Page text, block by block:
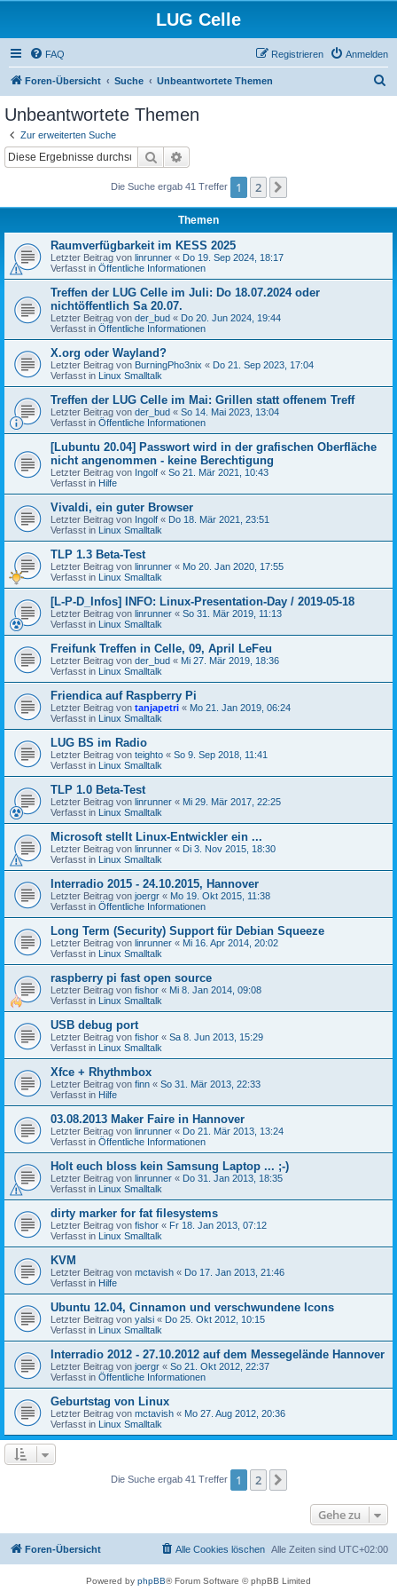
LUG Celle
FAQ Anmelden
Registrieren
Foren-Übersicht Suche Unbeantwortete Themen
Unbeantwortete Themen
Zur erweiterten Suche
Suche
Die Suche ergab 41 Treffer 1 2
Themen
Raumverfügbarkeit im KESS 2025
Letzter Beitrag von linrunner « Do 19. Sep 2024, 18:17
Verfasst in Öffentliche Informationen
Treffen der LUG Celle im Juli: Do 18.07.2024 oder
nichtöffentlich Sa 20.07.
Letzter Beitrag von der_bud « Do 20. Jun 2024, 19:44
Verfasst in Öffentliche Informationen
X.org oder Wayland?
Letzter Beitrag von BurningPho3nix « Do 21. Sep 2023, 17:04
Verfasst in Linux Smalltalk
Treffen der LUG Celle im Mai: Grillen statt offenem Treff
Letzter Beitrag von der_bud « So 14. Mai 2023, 13:04
Verfasst in Öffentliche Informationen
[Lubuntu 20.04] Passwort wird in der grafischen Oberfläche
nicht angenommen - keine Berechtigung
Letzter Beitrag von Ingolf « So 21. Mär 2021, 10:43
Verfasst in Hilfe
Vivaldi, ein guter Browser
Letzter Beitrag von Ingolf « Do 18. Mär 2021, 23:51
Verfasst in Linux Smalltalk
TLP 1.3 Beta-Test
Letzter Beitrag von linrunner « Mo 20. Jan 2020, 17:55
Verfasst in Linux Smalltalk
[L-P-D_Infos] INFO: Linux-Presentation-Day / 2019-05-18
Letzter Beitrag von linrunner « So 31. Mär 2019, 11:13
Verfasst in Linux Smalltalk
Freifunk Treffen in Celle, 09, April LeFeu
Letzter Beitrag von der_bud « Mi 27. Mär 2019, 18:36
Verfasst in Linux Smalltalk
Friendica auf Raspberry Pi
Letzter Beitrag von tanjapetri « Mo 21. Jan 2019, 06:24
Verfasst in Linux Smalltalk
LUG BS im Radio
Letzter Beitrag von teighto « So 9. Sep 2018, 11:41
Verfasst in Linux Smalltalk
TLP 1.0 Beta-Test
Letzter Beitrag von linrunner « Mi 29. Mär 2017, 22:25
Verfasst in Linux Smalltalk
Microsoft stellt Linux-Entwickler ein ...
Letzter Beitrag von linrunner « Di 3. Nov 2015, 18:30
Verfasst in Linux Smalltalk
Interradio 2015 - 24.10.2015, Hannover
Letzter Beitrag von joergr « Mo 19. Okt 2015, 11:38
Verfasst in Öffentliche Informationen
Long Term (Security) Support für Debian Squeeze
Letzter Beitrag von linrunner « Mi 16. Apr 2014, 20:02
Verfasst in Linux Smalltalk
raspberry pi fast open source
Letzter Beitrag von fishor « Mi 8. Jan 2014, 09:08
Verfasst in Linux Smalltalk
USB debug port
Letzter Beitrag von fishor « Sa 8. Jun 2013, 15:29
Verfasst in Linux Smalltalk
Xfce + Rhythmbox
Letzter Beitrag von finn « So 31. Mär 2013, 22:33
Verfasst in Hilfe
03.08.2013 Maker Faire in Hannover
Letzter Beitrag von linrunner « Do 21. Mär 2013, 13:24
Verfasst in Öffentliche Informationen
Holt euch bloss kein Samsung Laptop ... ;-)
Letzter Beitrag von linrunner « Do 31. Jan 2013, 18:35
Verfasst in Linux Smalltalk
dirty marker for fat filesystems
Letzter Beitrag von fishor « Fr 18. Jan 2013, 07:12
Verfasst in Linux Smalltalk
KVM
Letzter Beitrag von mctavish « Do 17. Jan 2013, 21:46
Verfasst in Hilfe
Ubuntu 12.04, Cinnamon und verschwundene Icons
Letzter Beitrag von yalsi « Do 25. Okt 2012, 10:15
Verfasst in Linux Smalltalk
Interradio 2012 - 27.10.2012 auf dem Messegelände Hannover
Letzter Beitrag von joergr « So 21. Okt 2012, 22:37
Verfasst in Öffentliche Informationen
Geburtstag von Linux
Letzter Beitrag von mctavish « Mo 27. Aug 2012, 20:36
Verfasst in Linux Smalltalk
Die Suche ergab 41 Treffer 1 2
Gehe zu
Foren-Übersicht Alle Zeiten sind UTC+02:00
Alle Cookies löschen
Powered by phpBB® Forum Software © phpBB Limited